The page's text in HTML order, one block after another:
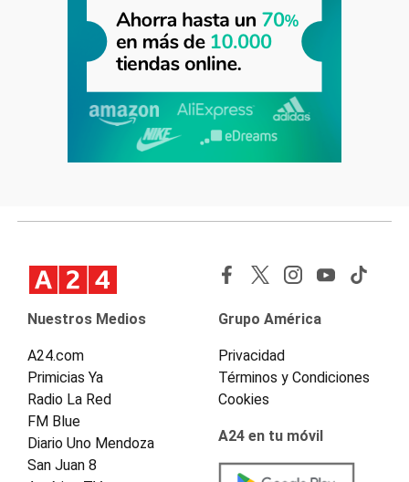
Nuestros Medios
A24.com
Primicias Ya
Radio La Red
FM Blue
Diario Uno Mendoza
San Juan 8
Grupo América
Privacidad
Términos y Condiciones
Cookies
A24 en tu móvil